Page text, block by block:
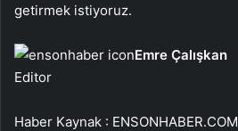
getirmek istiyoruz.
Emre Çalışkan
Editor
Haber Kaynak : ENSONHABER.COM